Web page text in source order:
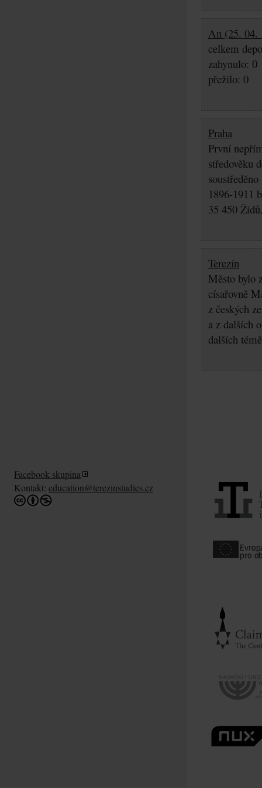
An (25. 04.
celkem
zahynulo: 0
přežilo: 0
Praha
První
středověku
1896-1911
35 450
Terezín
Město bylo
císařovně
z českých
a z dalších
dalších
Facebook skupina
Kontakt: education@terezinstudies.cz